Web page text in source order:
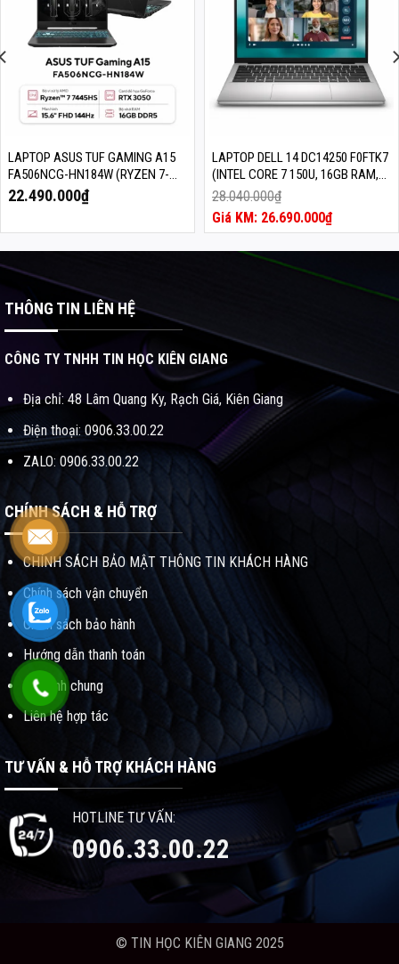
LAPTOP ASUS TUF GAMING A15
FA506NCG-HN184W (RYZEN 7-
7445HS, RAM 16GB, 512GB SSD,
15.6 FHD IPS 144HZ, WIFI 6,
22.490.000₫
LAPTOP DELL 14 DC14250 F0FTK7
(INTEL CORE 7 150U, 16GB RAM,
512GB SSD, 14 INCH 2K, IPS,
300NITS, WIN 11, BẠC)
28.040.000₫
Giá
gốc
là:
28.040.000₫.
26.690.000₫
Giá
hiện
THÔNG TIN LIÊN HỆ
CÔNG TY TNHH TIN HỌC KIÊN GIANG
Địa chỉ: 48 Lâm Quang Ky, Rạch Giá, Kiên Giang
Điện thoại: 0906.33.00.22
ZALO: 0906.33.00.22
CHÍNH SÁCH & HỖ TRỢ
CHÍNH SÁCH BẢO MẬT THÔNG TIN KHÁCH HÀNG
Chính sách vận chuyển
Chính sách bảo hành
Hướng dẫn thanh toán
Qui định chung
Liên hệ hợp tác
TƯ VẤN & HỖ TRỢ KHÁCH HÀNG
HOTLINE TƯ VẤN:
0906.33.00.22
© TIN HỌC KIÊN GIANG 2025